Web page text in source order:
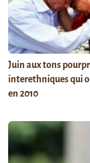
Juin aux tons
interethniques qui
en 2010